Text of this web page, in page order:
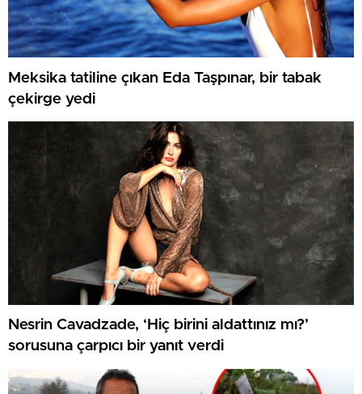
Meksika tatiline çıkan Eda Taşpınar, bir tabak
çekirge yedi
Nesrin Cavadzade, ‘Hiç birini aldattınız mı?’
sorusuna çarpıcı bir yanıt verdi